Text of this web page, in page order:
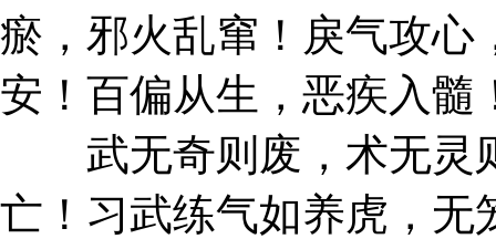
瘀，邪火乱窜！戾气攻心
安！百偏从生，恶疾入髓
武无奇则废，术无灵
亡！习武练气如养虎，无